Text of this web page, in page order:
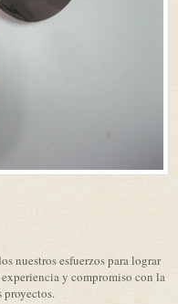
nuestros esfuerzos para lograr
y compromiso con la
proyectos.